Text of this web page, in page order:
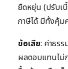
ยืดหยุ่น (ปรับเ
ภาษีได้ มีทั้งคุ้
ข้อเสีย: ค่าธร
ผลตอบแทนไม่